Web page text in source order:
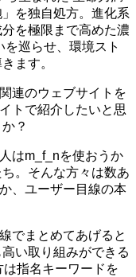
を独自処方。進化系
を極限まで高めた濃
巡らせ、環境スト
ます。
連のウェブサイトを
トで紹介したいと思
？
はm_f_nを使おうか
。そんな方々は数あ
、ユーザー目線の本
でまとめてあげると
い取り組みができる
指名キーワードを